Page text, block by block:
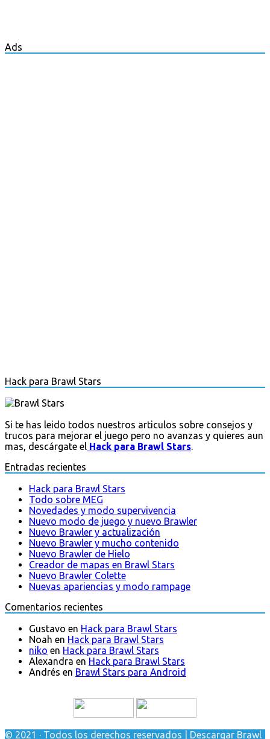
Ads
Hack para Brawl Stars
Si te has leido todos nuestros articulos sobre consejos y
trucos para mejorar el juego pero no avanzas y quieres aun
mas, descárgate el Hack para Brawl Stars.
Entradas recientes
Hack para Brawl Stars
Todo sobre MEG
Novedades y modo supervivencia
Nuevo modo de juego y nuevo Brawler
Nuevo Brawler y actualización
Nuevo Brawler y mucho contenido
Nuevo Brawler de Hielo
Creador de mapas en Brawl Stars
Nuevo Brawler Colette
Nuevas apariencias y modo rampage
Comentarios recientes
Gustavo en Hack para Brawl Stars
Noah en Hack para Brawl Stars
niko en Hack para Brawl Stars
Alexandra en Hack para Brawl Stars
Andrés en Brawl Stars para Android
© 2021 · Todos los derechos reservados | Descargar Brawl